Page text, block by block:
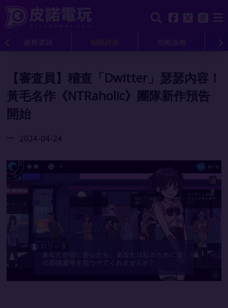
最新資訊 開箱評測 攻略指南
【審査員】稽查「Dwitter」瑟瑟內容！
黃毛名作《NTRaholic》團隊新作預告
開始
2024-04-24